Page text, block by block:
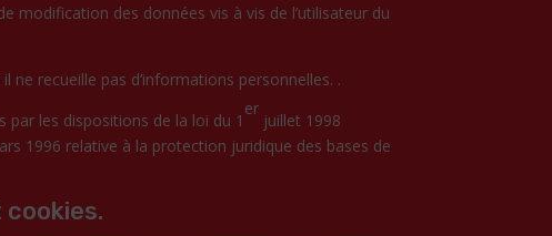
modification des données vis à vis de l’utilisateur du
ne recueille pas d’informations personnelles. .
par les dispositions de la loi du 1
er
juillet 1998
1996 relative à la protection juridique des bases de